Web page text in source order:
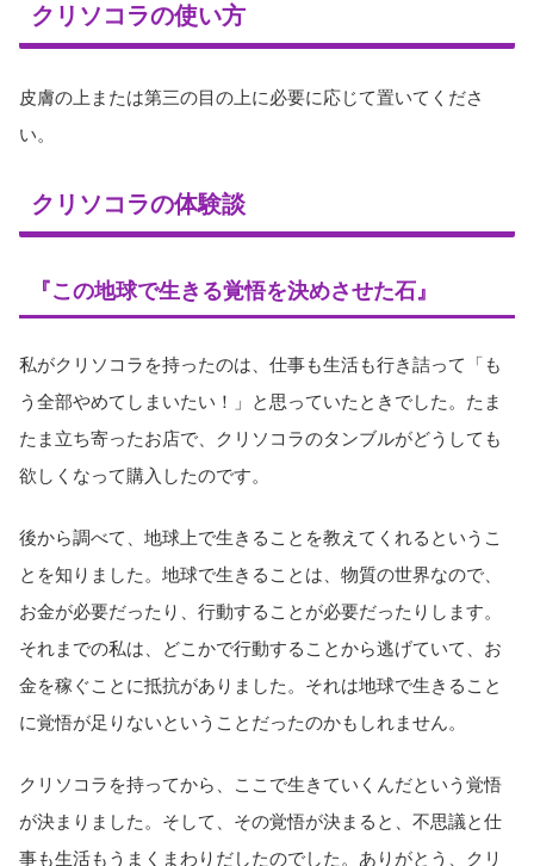
クリソコラの使い方
皮膚の上または第三の目の上に必要に応じて置いてくださ
い。
クリソコラの体験談
『この地球で生きる覚悟を決めさせた石』
私がクリソコラを持ったのは、仕事も生活も行き詰って「も
う全部やめてしまいたい！」と思っていたときでした。たま
たま立ち寄ったお店で、クリソコラのタンブルがどうしても
欲しくなって購入したのです。
後から調べて、地球上で生きることを教えてくれるというこ
とを知りました。地球で生きることは、物質の世界なので、
お金が必要だったり、行動することが必要だったりします。
それまでの私は、どこかで行動することから逃げていて、お
金を稼ぐことに抵抗がありました。それは地球で生きること
に覚悟が足りないということだったのかもしれません。
クリソコラを持ってから、ここで生きていくんだという覚悟
が決まりました。そして、その覚悟が決まると、不思議と仕
事も生活もうまくまわりだしたのでした。ありがとう、クリ